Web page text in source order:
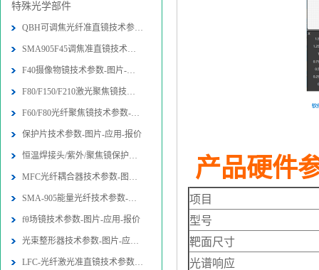
特殊光学部件
QBH可调焦光纤准直镜技术参数-图片-
SMA905F45调焦准直镜技术参数-图片
F40摄像物镜技术参数-图片-应用-报价
F80/F150/F210激光聚焦镜技术参数-
F60/F80光纤聚焦镜技术参数-图片-应
保护片技术参数-图片-应用-报价
恒温焊接头/紫外/聚焦镜保护片技术参
MFC光纤耦合器技术参数-图片-应用-报
SMA-905能量光纤技术参数-图片-应用
fθ场镜技术参数-图片-应用-报价
光束整形器技术参数-图片-应用-报价
LFC-光纤激光准直镜技术参数-图片-应
产品硬件
项目
型号
靶面尺寸
光谱响应